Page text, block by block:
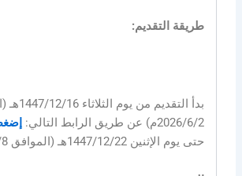
طريقة التقديم:
بدأ التقديم
2026/6/2م) عن طريق الرابط التالي:
حتى يوم الإثنين 1447/12/22هـ (الموافق 2026/6/8م).